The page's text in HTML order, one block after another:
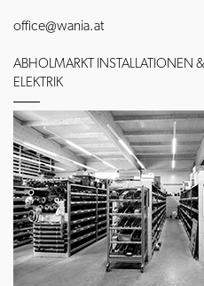
office@wania.at
ABHOLMARKT INSTALLATIONEN &
ELEKTRIK